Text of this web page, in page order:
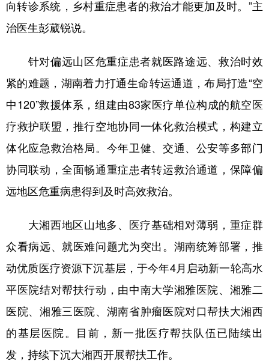
English
向转诊系统，乡村重症患者的救治才能更加及时。”主
治医生彭葳锐说。
针对偏远山区危重症患者就医路途远、救治时效
紧的难题，湖南着力打通生命转运通道，布局打造“空
中120”救援体系，组建由83家医疗单位构成的航空医
疗救护联盟，推行空地协同一体化救治模式，构建立
体化应急救治格局。今年卫健、交通、公安等多部门
协同联动，全面畅通重症患者转运救治通道，保障偏
远地区危重病患得到及时高效救治。
大湘西地区山地多、医疗基础相对薄弱，重症群
众看病远、就医难问题尤为突出。湖南统筹部署，推
动优质医疗资源下沉基层，于今年4月启动新一轮高水
平医院结对帮扶行动，由中南大学湘雅医院、湘雅二
医院、湘雅三医院、湖南省肿瘤医院对口帮扶大湘西
的基层医院。目前，新一批医疗帮扶队伍已陆续出
发，持续下沉大湘西开展帮扶工作。